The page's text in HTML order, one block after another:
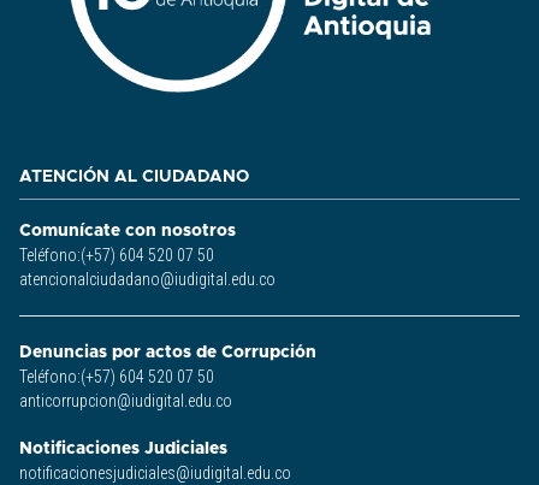
ATENCIÓN AL CIUDADANO
Comunícate con nosotros
Teléfono:(+57) 604 520 07 50
atencionalciudadano@iudigital.edu.co
Denuncias por actos de Corrupción
Teléfono:(+57) 604 520 07 50
anticorrupcion@iudigital.edu.co
Notificaciones Judiciales
notificacionesjudiciales@iudigital.edu.co